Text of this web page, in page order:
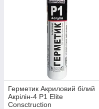
Герметик Акриловий білий
Акрілін-4 Р1 Elite
Consctruction